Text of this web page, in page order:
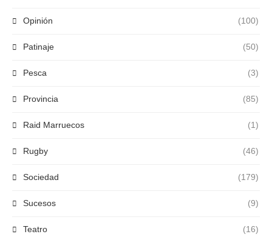
Opinión (100)
Patinaje (50)
Pesca (3)
Provincia (85)
Raid Marruecos (1)
Rugby (46)
Sociedad (179)
Sucesos (9)
Teatro (16)